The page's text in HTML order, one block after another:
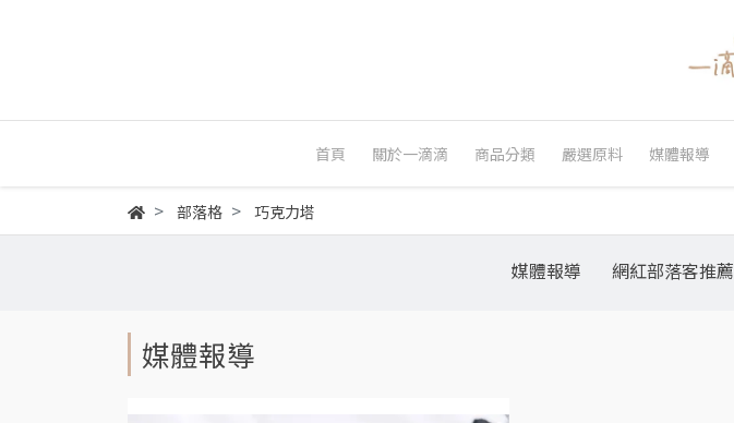
首頁 關於一滴滴 商品分類 嚴選原料 媒體報導
部落格 巧克力塔
媒體報導 網紅部落客推薦
媒體報導